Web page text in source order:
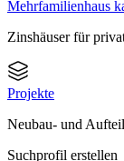
Mehrfamilienhaus
Zinshäuser für
Projekte
Neubau- und
Suchprofil erstellen